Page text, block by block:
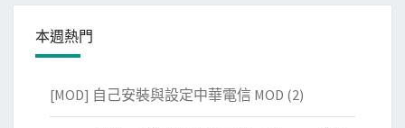
本週熱門
[MOD] 自己安裝與設定中華電信 MOD (2)